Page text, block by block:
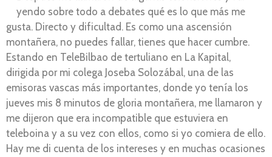
yendo sobre todo a debates qué es lo que más me
gusta. Directo y dificultad. Es como una ascensión
montañera, no puedes fallar, tienes que hacer cumbre.
Estando en TeleBilbao de tertuliano en La Kapital,
dirigida por mi colega Joseba Solozábal, una de las
emisoras vascas más importantes, donde yo tenía los
jueves mis 8 minutos de gloria montañera, me llamaron y
me dijeron que era incompatible que estuviera en
teleboina y a su vez con ellos, como si yo comiera de ello.
Hay me di cuenta de los intereses y en muchas ocasiones